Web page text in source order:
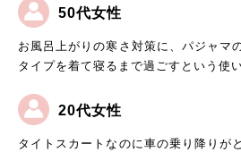
50代女性
お風呂上がりの寒さ対策に、パジャマ
タイプを着て寝るまで過ごすという使
20代女性
タイトスカートなのに車の乗り降りが